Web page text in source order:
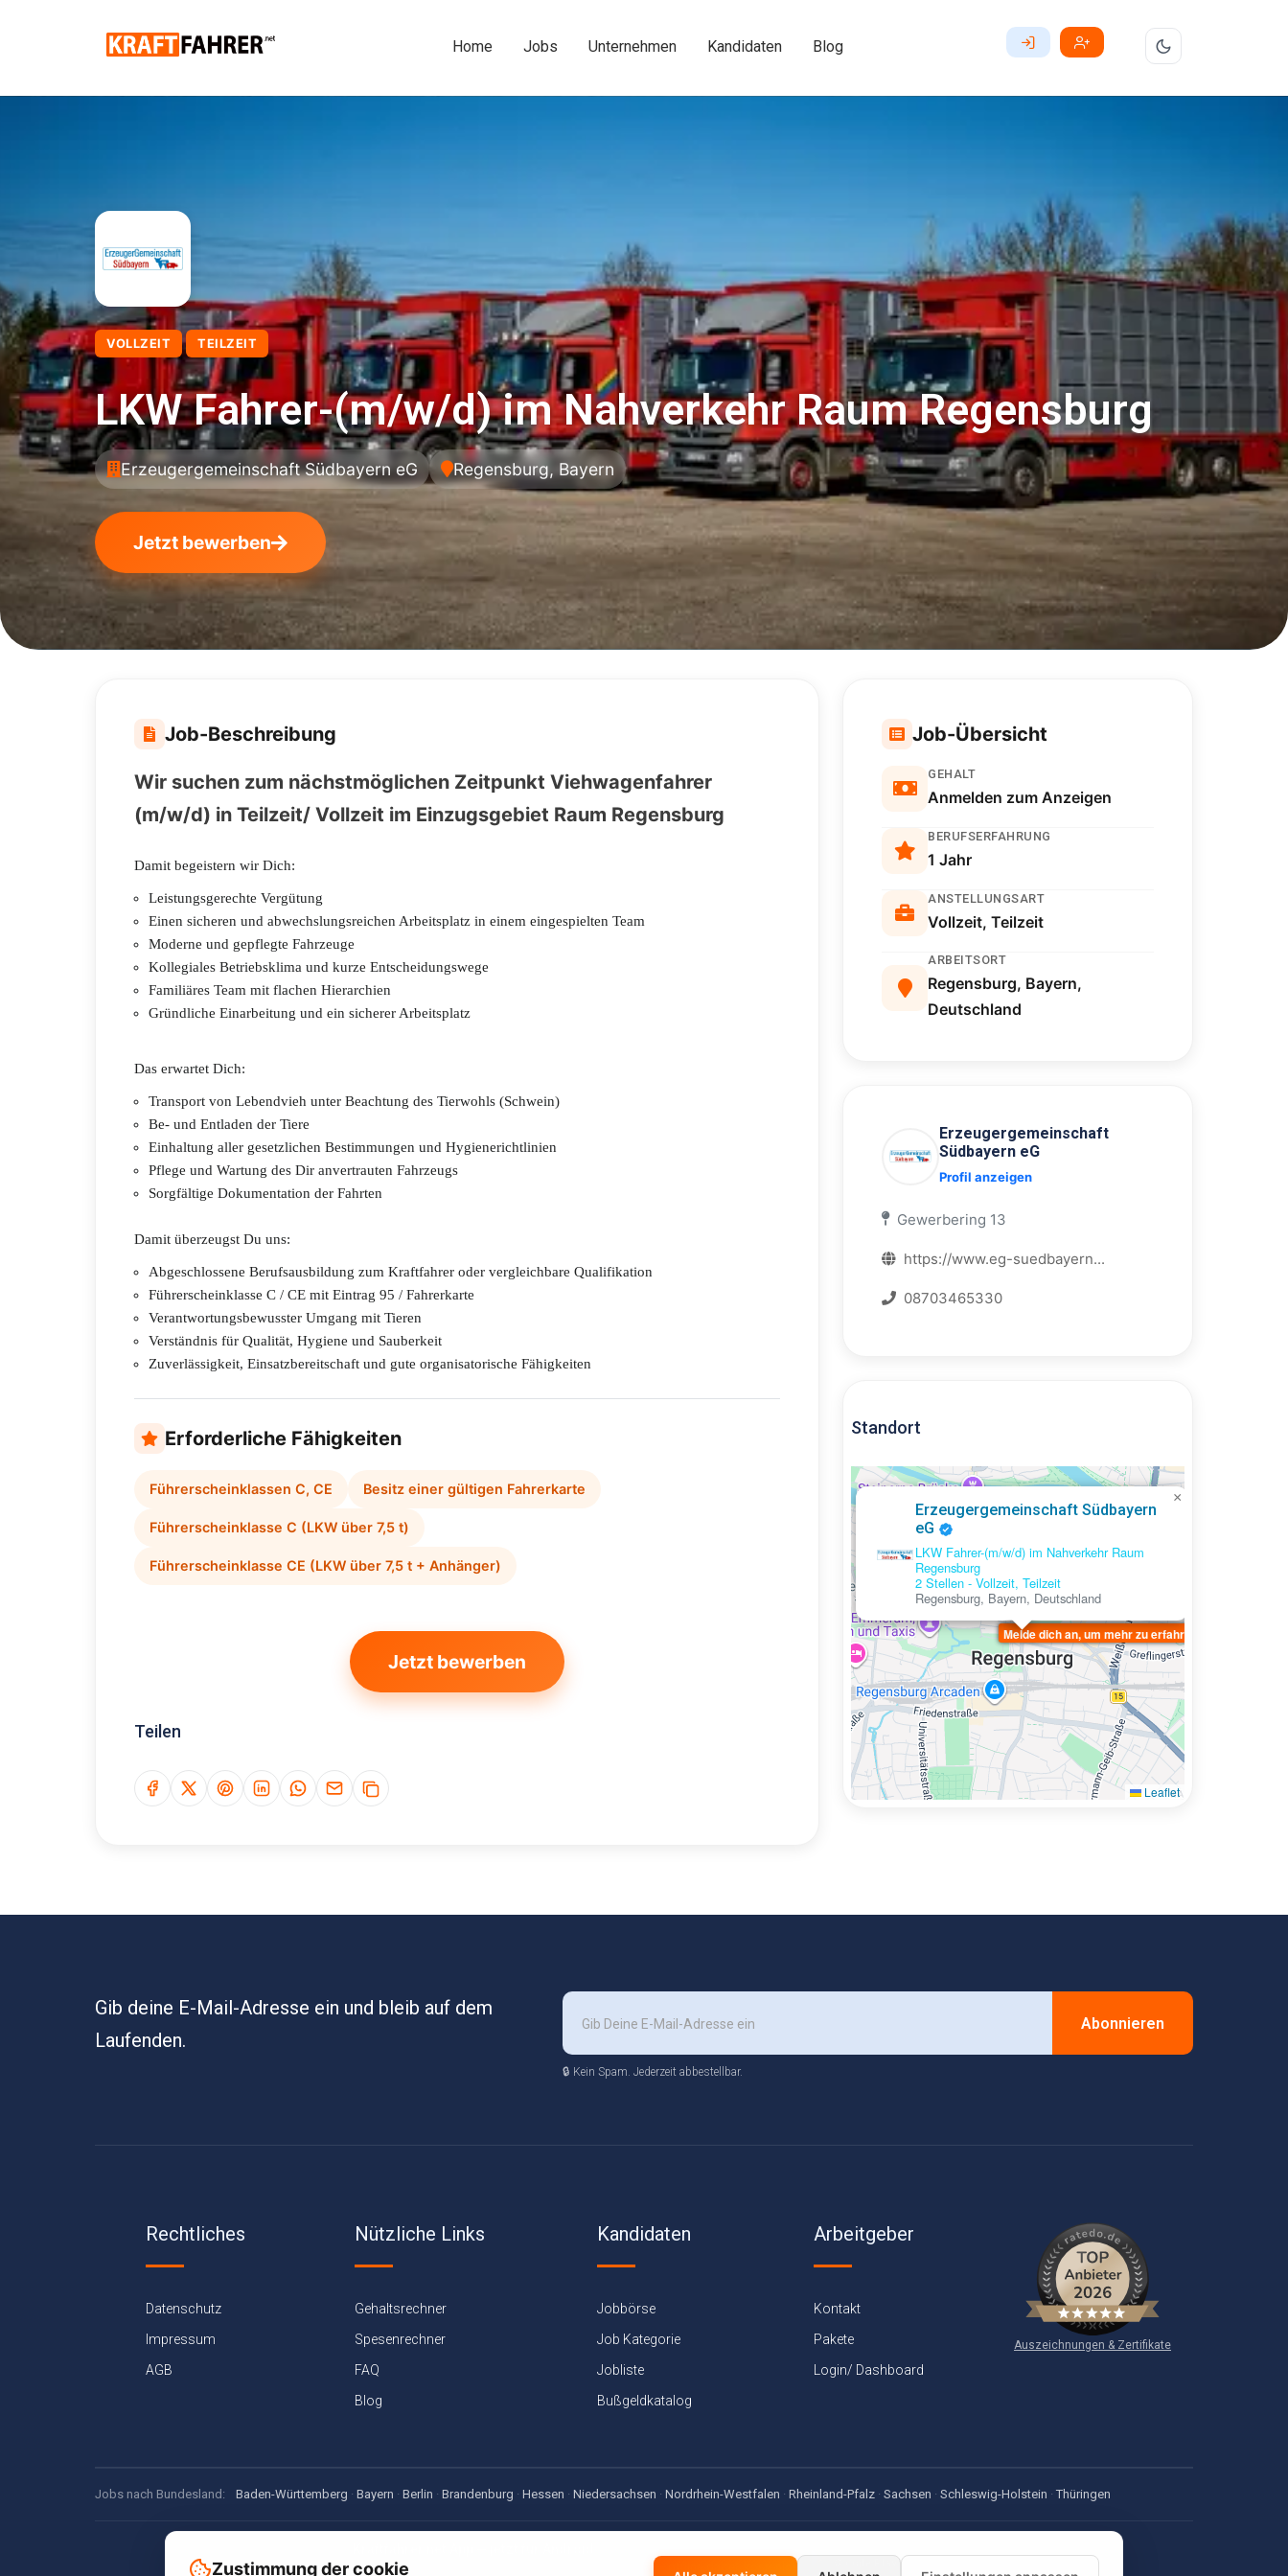
Home Jobs Unternehmen Kandidaten Blog
VOLLZEIT TEILZEIT
LKW Fahrer-(m/w/d) im Nahverkehr Raum Regensburg
Erzeugergemeinschaft Südbayern eG Regensburg, Bayern
Jetzt bewerben
Job-Beschreibung
Wir suchen zum nächstmöglichen Zeitpunkt Viehwagenfahrer
(m/w/d) in Teilzeit/ Vollzeit im Einzugsgebiet Raum Regensburg
Damit begeistern wir Dich:
Leistungsgerechte Vergütung
Einen sicheren und abwechslungsreichen Arbeitsplatz in einem eingespielten Team
Moderne und gepflegte Fahrzeuge
Kollegiales Betriebsklima und kurze Entscheidungswege
Familiäres Team mit flachen Hierarchien
Gründliche Einarbeitung und ein sicherer Arbeitsplatz
Das erwartet Dich:
Transport von Lebendvieh unter Beachtung des Tierwohls (Schwein)
Be- und Entladen der Tiere
Einhaltung aller gesetzlichen Bestimmungen und Hygienerichtlinien
Pflege und Wartung des Dir anvertrauten Fahrzeugs
Sorgfältige Dokumentation der Fahrten
Damit überzeugst Du uns:
Abgeschlossene Berufsausbildung zum Kraftfahrer oder vergleichbare Qualifikation
Führerscheinklasse C / CE mit Eintrag 95 / Fahrerkarte
Verantwortungsbewusster Umgang mit Tieren
Verständnis für Qualität, Hygiene und Sauberkeit
Zuverlässigkeit, Einsatzbereitschaft und gute organisatorische Fähigkeiten
Erforderliche Fähigkeiten
Führerscheinklassen C, CE Besitz einer gültigen Fahrerkarte
Führerscheinklasse C (LKW über 7,5 t)
Führerscheinklasse CE (LKW über 7,5 t + Anhänger)
Jetzt bewerben
Teilen
Job-Übersicht
GEHALT
Anmelden zum Anzeigen
BERUFSERFAHRUNG
1 Jahr
ANSTELLUNGSART
Vollzeit, Teilzeit
ARBEITSORT
Regensburg, Bayern,
Deutschland
Erzeugergemeinschaft
Südbayern eG
Profil anzeigen
Gewerbering 13
https://www.eg-suedbayern...
08703465330
Standort
Melde dich an, um mehr zu erfahren
Erzeugergemeinschaft Südbayern
eG
LKW Fahrer-(m/w/d) im Nahverkehr Raum
Regensburg
2 Stellen - Vollzeit, Teilzeit
Regensburg, Bayern, Deutschland
×
Leaflet
Gib deine E-Mail-Adresse ein und bleib auf dem
Laufenden.
Abonnieren
🔒 Kein Spam. Jederzeit abbestellbar.
Rechtliches
Datenschutz
Impressum
AGB
Nützliche Links
Gehaltsrechner
Spesenrechner
FAQ
Blog
Kandidaten
Jobbörse
Job Kategorie
Jobliste
Bußgeldkatalog
Arbeitgeber
Kontakt
Pakete
Login/ Dashboard
Auszeichnungen & Zertifikate
Jobs nach Bundesland: Baden-Württemberg · Bayern · Berlin · Brandenburg · Hessen · Niedersachsen · Nordrhein-Westfalen · Rheinland-Pfalz · Sachsen · Schleswig-Holstein · Thüringen
Jobsuche, Spesen-, Gehaltsrechner & Bußgeldkatalog — offline dabei, kostenlos
Zustimmung der cookie